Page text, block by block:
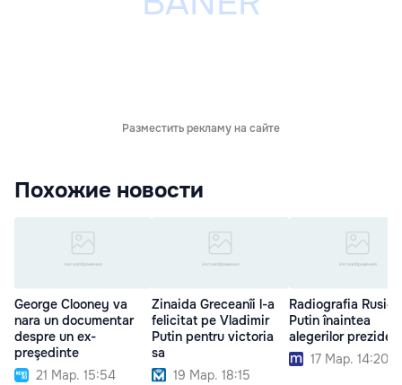
Разместить рекламу на сайте
Похожие новости
George Clooney va
nara un documentar
despre un ex-
preşedinte
21 Мар. 15:54
Zinaida Greceanîi l-a
felicitat pe Vladimir
Putin pentru victoria
sa
19 Мар. 18:15
Radiografia Rusiei
Putin înaintea
alegerilor
17 Мар. 14:20